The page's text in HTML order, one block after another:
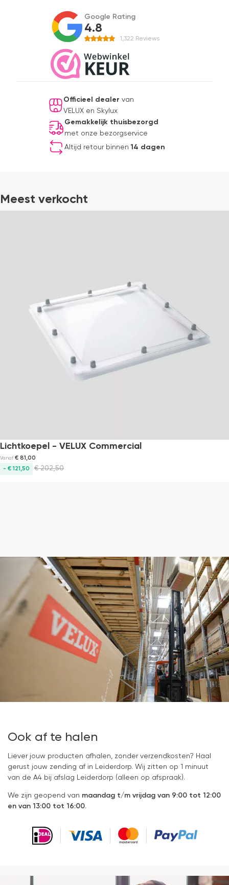
Google Rating
4.8
1,322 Reviews
Officieel dealer van
VELUX en Skylux
Gemakkelijk thuisbezorgd
met onze bezorgservice
Altijd retour binnen14 dagen
Meest verkocht
Lichtkoepel - VELUX Commercial
Vanaf € 81,00
- € 121,50
€202,50
Ook af te halen
Liever jouw producten afhalen, zonder verzendkosten? Haal
gerust jouw zending af in Leiderdorp. Wij zitten op 1 minuut
van de A4 bij afslag Leiderdorp (alleen op afspraak).
We zijn geopend van maandag t/m vrijdag van 9:00 tot 12:00
en van 13:00 tot 16:00.